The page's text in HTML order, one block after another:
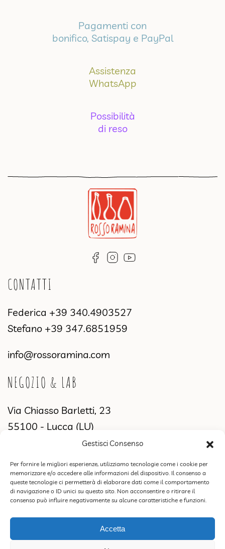
Gestisci Consenso
Per fornire le migliori esperienze, utilizziamo tecnologie come i cookie per
memorizzare e/o accedere alle informazioni del dispositivo. Il consenso a
queste tecnologie ci permetterà di elaborare dati come il comportamento
di navigazione o ID unici su questo sito. Non acconsentire o ritirare il
consenso può influire negativamente su alcune caratteristiche e funzioni.
Accetta
Pagamenti con
bonifico, Satispay e PayPal
Assistenza
WhatsApp
Possibilità
di reso
CONTATTI
Federica +39 340.4903527
Stefano +39 347.6851959
info@rossoramina.com
NEGOZIO & LAB
Via Chiasso Barletti, 23
55100 - Lucca (LU)
Via di Sant'Alessio, 2831
55100 Lucca (LU)